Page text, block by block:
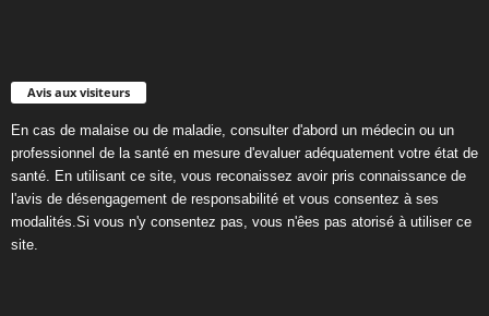
Avis aux visiteurs
En cas de malaise ou de maladie, consulter d'abord un médecin ou un
professionnel de la santé en mesure d'evaluer adéquatement votre état de
santé. En utilisant ce site, vous reconaissez avoir pris connaissance de
l'avis de désengagement de responsabilité et vous consentez à ses
modalités.Si vous n'y consentez pas, vous n'êes pas atorisé à utiliser ce
site.